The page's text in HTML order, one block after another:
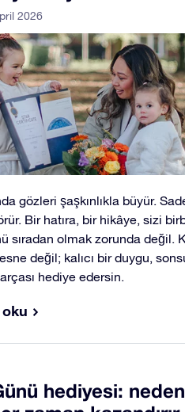
2026
gözleri şaşkınlıkla büyür.
Bir hatıra, bir hikâye, sizi
sıradan olmak zorunda değil.
değil; kalıcı bir duygu,
hediye edersin.
oku
hediyesi: neden